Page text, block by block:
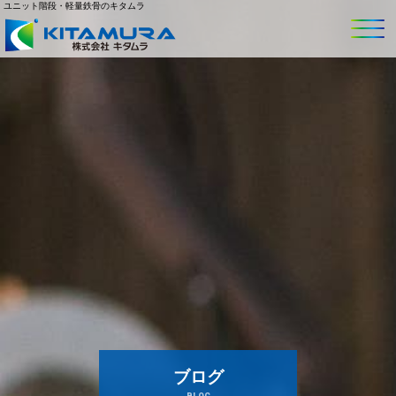
ユニット階段・軽量鉄骨のキタムラ
ブログ